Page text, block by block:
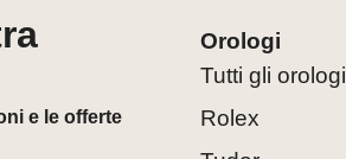
e le offerte
Orologi
Tutti gli orologi
Rolex